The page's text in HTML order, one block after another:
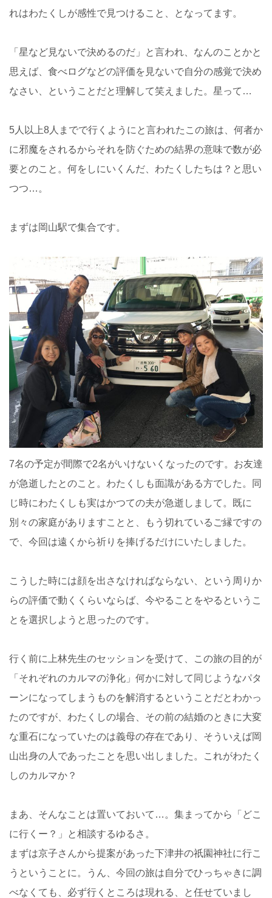
れはわたくしが感性で見つけること、となってます。
「星など見ないで決めるのだ」と言われ、なんのことかと
思えば、食べログなどの評価を見ないで自分の感覚で決め
なさい、ということだと理解して笑えました。星って…
5人以上8人までで行くようにと言われたこの旅は、何者か
に邪魔をされるからそれを防ぐための結界の意味で数が必
要とのこと。何をしにいくんだ、わたくしたちは？と思い
つつ…。
まずは岡山駅で集合です。
7名の予定が間際で2名がいけないくなったのです。お友達
が急逝したとのこと。わたくしも面識がある方でした。同
じ時にわたくしも実はかつての夫が急逝しまして。既に
別々の家庭がありますことと、もう切れているご縁ですの
で、今回は遠くから祈りを捧げるだけにいたしました。
こうした時には顔を出さなければならない、という周りか
らの評価で動くくらいならば、今やることをやるというこ
とを選択しようと思ったのです。
行く前に上林先生のセッションを受けて、この旅の目的が
「それぞれのカルマの浄化」何かに対して同じようなパタ
ーンになってしまうものを解消するということだとわかっ
たのですが、わたくしの場合、その前の結婚のときに大変
な重石になっていたのは義母の存在であり、そういえば岡
山出身の人であったことを思い出しました。これがわたく
しのカルマか？
まあ、そんなことは置いておいて…。集まってから「どこ
に行くー？」と相談するゆるさ。
まずは京子さんから提案があった下津井の祇園神社に行こ
うということに。うん、今回の旅は自分でひっちゃきに調
べなくても、必ず行くところは現れる、と任せていまし